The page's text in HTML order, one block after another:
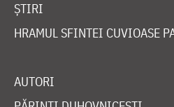
ȘTIRI
HRAMUL SFINTEI CUVIOASE
AUTORI